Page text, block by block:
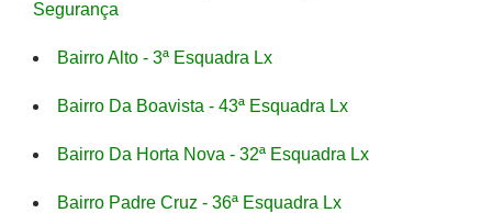
Segurança
Bairro Alto - 3ª Esquadra Lx
Bairro Da Boavista - 43ª Esquadra Lx
Bairro Da Horta Nova - 32ª Esquadra Lx
Bairro Padre Cruz - 36ª Esquadra Lx